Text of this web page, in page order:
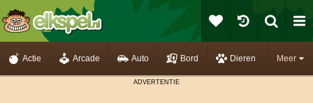
Meer
Actie Arcade Auto Bord Dieren